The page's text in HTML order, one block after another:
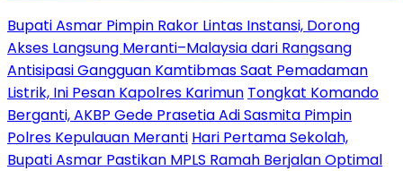
Bupati Asmar Pimpin Rakor Lintas Instansi, Dorong
Akses Langsung Meranti–Malaysia dari Rangsang
Antisipasi Gangguan Kamtibmas Saat Pemadaman
Listrik, Ini Pesan Kapolres Karimun Tongkat Komando
Berganti, AKBP Gede Prasetia Adi Sasmita Pimpin
Polres Kepulauan Meranti Hari Pertama Sekolah,
Bupati Asmar Pastikan MPLS Ramah Berjalan Optimal